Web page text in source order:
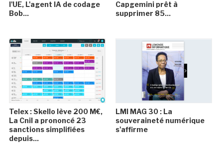
l'UE, L'agent IA de codage
Bob...
Capgemini prêt à
supprimer 85...
Telex : Skello lève 200 M€,
La Cnil a prononcé 23
sanctions simplifiées
depuis...
LMI MAG 30 : La
souveraineté numérique
s'affirme